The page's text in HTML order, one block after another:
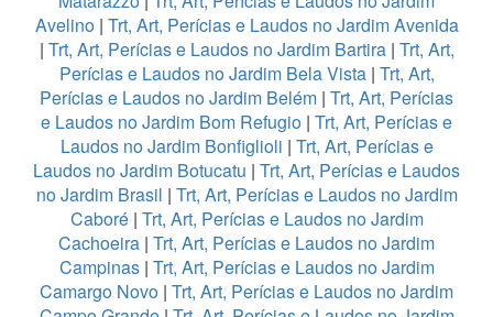
Avelino| Trt, Art, Perícias e Laudos no Jardim Avenida
| Trt, Art, Perícias e Laudos no Jardim Bartira| Trt, Art,
Perícias e Laudos no Jardim Bela Vista| Trt, Art,
Perícias e Laudos no Jardim Belém | Trt, Art, Perícias
e Laudos no Jardim Bom Refugio | Trt, Art, Perícias e
Laudos no Jardim Bonfiglioli | Trt, Art, Perícias e
Laudos no Jardim Botucatu | Trt, Art, Perícias e Laudos
no Jardim Brasil | Trt, Art, Perícias e Laudos no Jardim
Caboré| Trt, Art, Perícias e Laudos no Jardim
Cachoeira | Trt, Art, Perícias e Laudos no Jardim
Campinas| Trt, Art, Perícias e Laudos no Jardim
Camargo Novo | Trt, Art, Perícias e Laudos no Jardim